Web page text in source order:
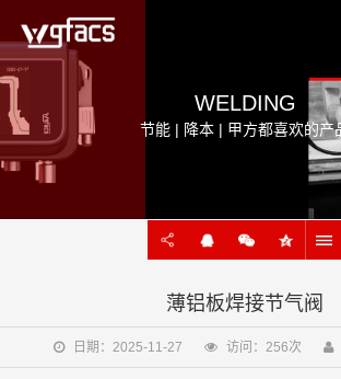
WELDING
节能 | 降本 | 甲方都喜欢的产
薄铝板焊接节气阀
日期：2025-11-27 访问：256次